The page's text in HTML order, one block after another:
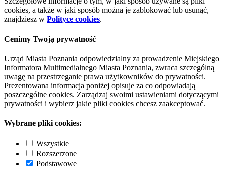
cookies, a także w jaki sposób można je zablokować lub usunąć,
znajdziesz w Polityce cookies.
Cenimy Twoją prywatność
Urząd Miasta Poznania odpowiedzialny za prowadzenie Miejskiego
Informatora Multimedialnego Miasta Poznania, zwraca szczególną
uwagę na przestrzeganie prawa użytkowników do prywatności.
Prezentowana informacja poniżej opisuje za co odpowiadają
poszczególne cookies. Zarządzaj swoimi ustawieniami dotyczącymi
prywatności i wybierz jakie pliki cookies chcesz zaakceptować.
Wybrane pliki cookies:
Wszystkie
Rozszerzone
Podstawowe